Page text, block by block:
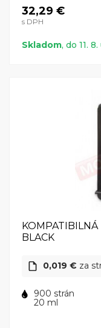
32,29 €
s DPH
Skladom, do 11.
KOMPATIBILNÁ
BLACK
0,019 € za
900 strán
20 ml